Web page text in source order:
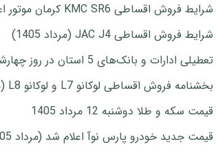
شرایط فروش اقساطی KMC SR6 کرمان موتور اعلام شد
شرایط فروش اقساطی JAC J4 (مرداد 1405)
تعطیلی ادارات و بانک‌های 5 استان در روز چهارشنبه
بخشنامه فروش اقساطی لوکانو L7 و لوکانو L8 (مرداد 1405)
قیمت سکه و طلا دوشنبه 12 مرداد 1405
قیمت جدید خودرو پارس نوآ اعلام شد (مرداد 1405)